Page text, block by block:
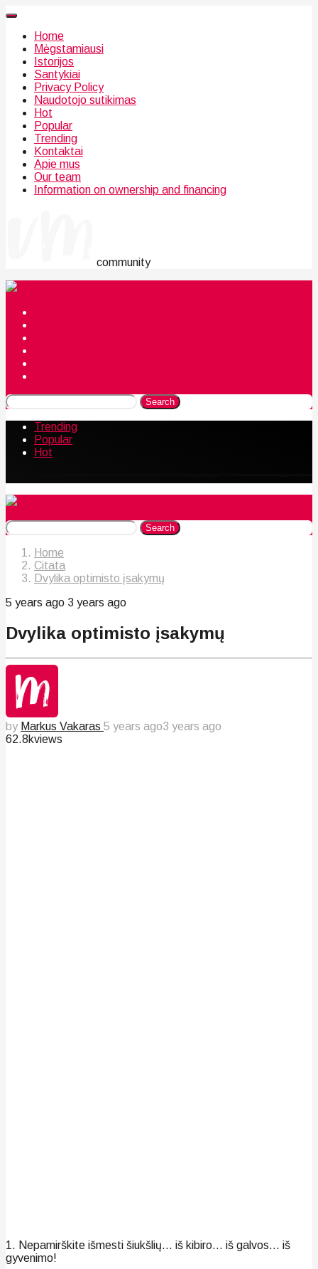
Home
Mėgstamiausi
Istorijos
Santykiai
Privacy Policy
Naudotojo sutikimas
Hot
Popular
Trending
Kontaktai
Apie mus
Our team
Information on ownership and financing
community
Search
Trending
Popular
Hot
Search
Home
Citata
Dvylika optimisto įsakymų
5 years ago 3 years ago
Dvylika optimisto įsakymų
by Markus Vakaras 5 years ago3 years ago
62.8kviews
1. Nepamirškite išmesti šiukšlių… iš kibiro… iš galvos… iš
gyvenimo!